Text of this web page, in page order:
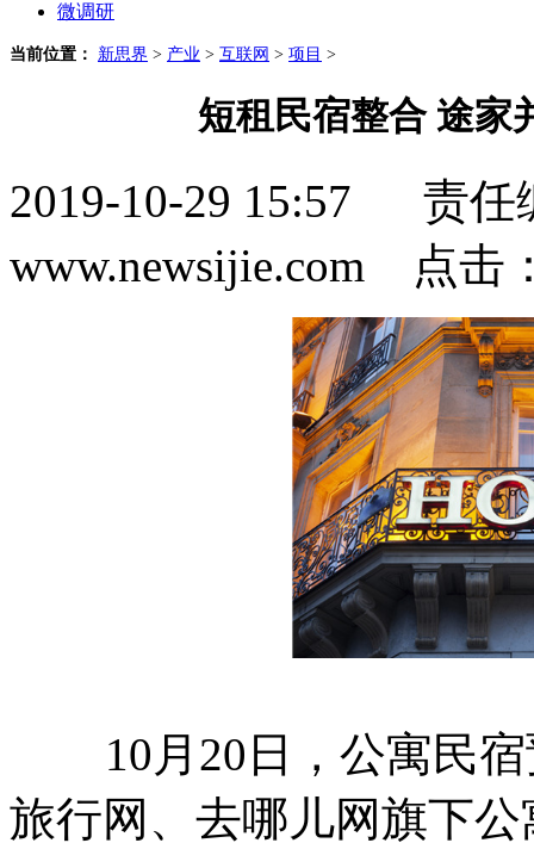
微调研
当前位置： 新思界 > 产业 > 互联网 > 项目 >
短租民宿整合 途家
2019-10-29 15:57 责
www.newsijie.com 点击
10月20日，公寓民宿
旅行网、去哪儿网旗下